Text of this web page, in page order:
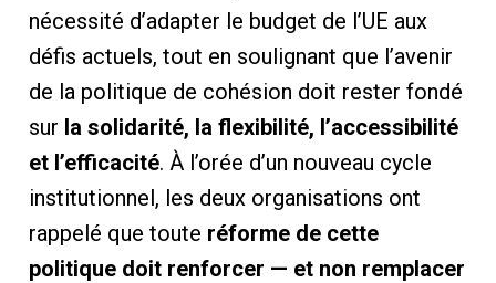
nécessité d’adapter le budget de l’UE aux
défis actuels, tout en soulignant que l’avenir
de la politique de cohésion doit rester fondé
sur la solidarité, la flexibilité, l’accessibilité
et l’efficacité. À l’orée d’un nouveau cycle
institutionnel, les deux organisations ont
rappelé que toute réforme de cette
politique doit renforcer — et non remplacer